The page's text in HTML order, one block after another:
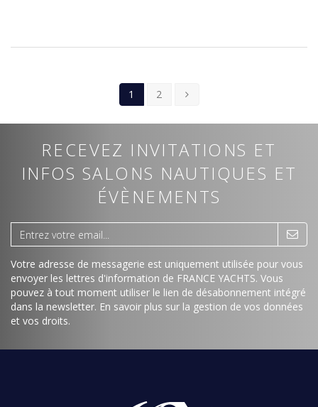
1 2
RECEVEZ INVITATIONS ET
INFOS SALONS NAUTIQUES ET
ÉVÈNEMENTS
Votre adresse de messagerie est uniquement utilisée pour vous
envoyer les lettres d'information de FRANCE YACHTS. Vous
pouvez à tout moment utiliser le lien de désabonnement intégré
dans la newsletter. En savoir plus sur la gestion de vos données
et vos droits.